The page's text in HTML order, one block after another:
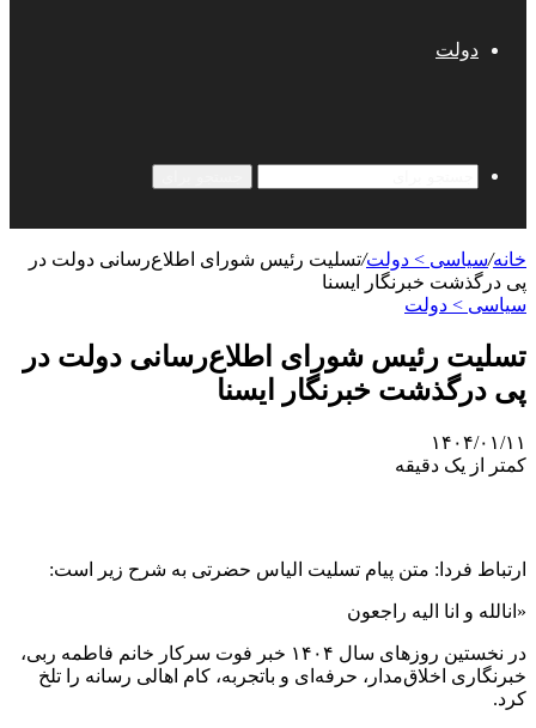
دولت
خانه/سیاسی > دولت/تسلیت رئیس شورای اطلاع‌رسانی دولت در
پی درگذشت خبرنگار ایسنا
سیاسی > دولت
تسلیت رئیس شورای اطلاع‌رسانی دولت در
پی درگذشت خبرنگار ایسنا
۱۴۰۴/۰۱/۱۱
کمتر از یک دقیقه
ارتباط فردا: متن پیام تسلیت الیاس حضرتی به شرح زیر است:
«انالله و انا الیه راجعون
در نخستین روزهای سال ۱۴۰۴ خبر فوت سرکار خانم فاطمه ربی،
خبرنگاری اخلاق‌مدار، حرفه‌ای و باتجربه، کام اهالی رسانه را تلخ
کرد.